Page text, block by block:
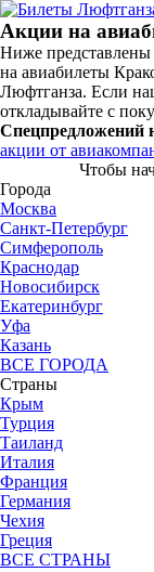
Акции на
Ниже
на авиабилеты
Люфтганза. Если
откладывайте с
Спецпредложений
акции от
Чтобы
Города
Москва
Санкт-Петербург
Симферополь
Краснодар
Новосибирск
Екатеринбург
Уфа
Казань
ВСЕ ГОРОДА
Страны
Крым
Турция
Таиланд
Италия
Франция
Германия
Чехия
Греция
ВСЕ СТРАНЫ